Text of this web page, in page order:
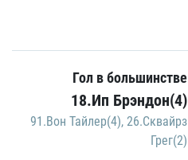
Гол в большинстве
18.Ип Брэндон(4)
91.Вон Тайлер(4), 26.Сквайрз
Грег(2)